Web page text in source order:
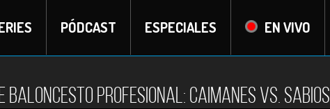
PÓDCAST ESPECIALES EN VIVO
Baloncesto Profesional: Caimanes vs. Sabios